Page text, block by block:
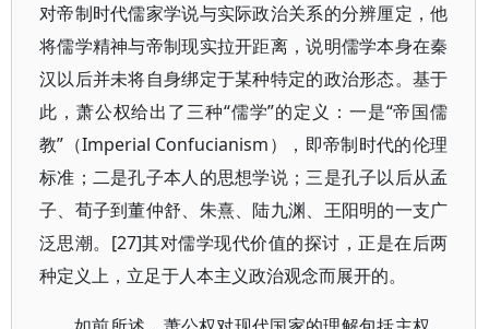
对帝制时代儒家学说与实际政治关系的分辨厘定，他
将儒学精神与帝制现实拉开距离，说明儒学本身在秦
汉以后并未将自身绑定于某种特定的政治形态。基于
此，萧公权给出了三种“儒学”的定义：一是“帝国儒
教”（Imperial Confucianism），即帝制时代的伦理
标准；二是孔子本人的思想学说；三是孔子以后从孟
子、荀子到董仲舒、朱熹、陆九渊、王阳明的一支广
泛思潮。[27]其对儒学现代价值的探讨，正是在后两
种定义上，立足于人本主义政治观念而展开的。